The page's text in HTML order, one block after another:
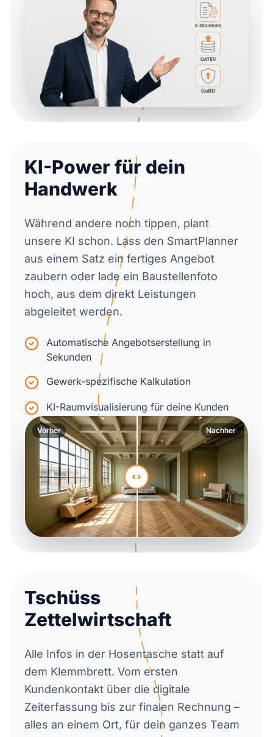
KI-Power für dein
Handwerk
Während andere noch tippen, plant
unsere KI schon. Lass den SmartPlanner
aus einem Satz ein fertiges Angebot
zaubern oder lade ein Baustellenfoto
hoch, aus dem direkt Leistungen
abgeleitet werden.
Automatische Angebotserstellung in
Sekunden
Gewerk-spezifische Kalkulation
KI-Raumvisualisierung für deine Kunden
Vorher Nachher
Tschüss
Zettelwirtschaft
Alle Infos in der Hosentasche statt auf
dem Klemmbrett. Vom ersten
Kundenkontakt über die digitale
Zeiterfassung bis zur finalen Rechnung –
alles an einem Ort, für dein ganzes Team